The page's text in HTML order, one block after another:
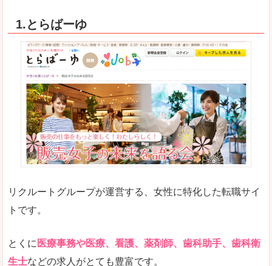
1.とらばーゆ
リクルートグループが運営する、女性に特化した転職サイ
トです。
とくに 医療事務や医療、看護、薬剤師、歯科助手、歯科衛
生士などの求人がとても豊富です。